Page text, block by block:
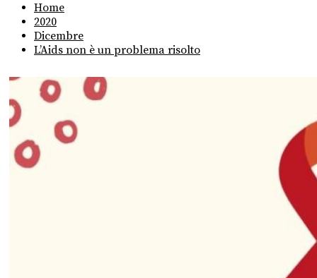
Home
2020
Dicembre
L’Aids non è un problema risolto